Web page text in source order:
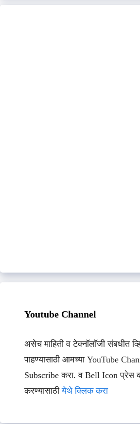
Youtube Channel
असेच माहिती व टेक्नॉलॉजी संबधीत
पाहण्यासाठी आमच्या YouTube
Subscribe करा. व Bell Icon प्रेस
करण्यासाठीयेथे क्लिक करा